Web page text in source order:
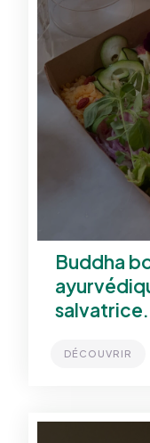
Buddha
salvatrice.
DÉCOUVRIR